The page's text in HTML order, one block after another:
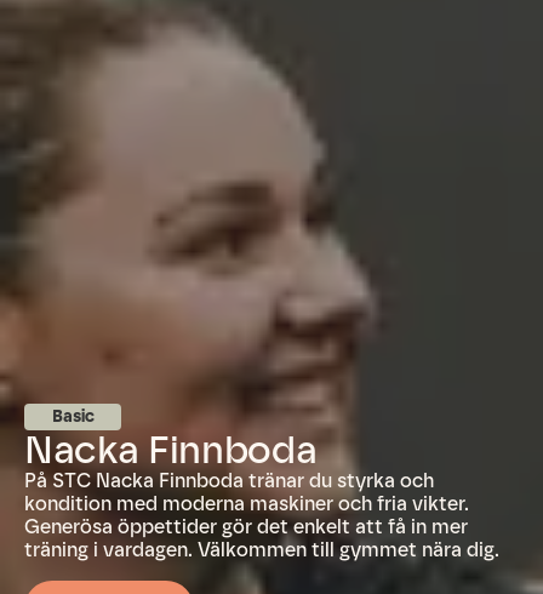
Basic
Nacka Finnboda
På STC Nacka Finnboda tränar du styrka och
kondition med moderna maskiner och fria vikter.
Generösa öppettider gör det enkelt att få in mer
träning i vardagen. Välkommen till gymmet nära dig.